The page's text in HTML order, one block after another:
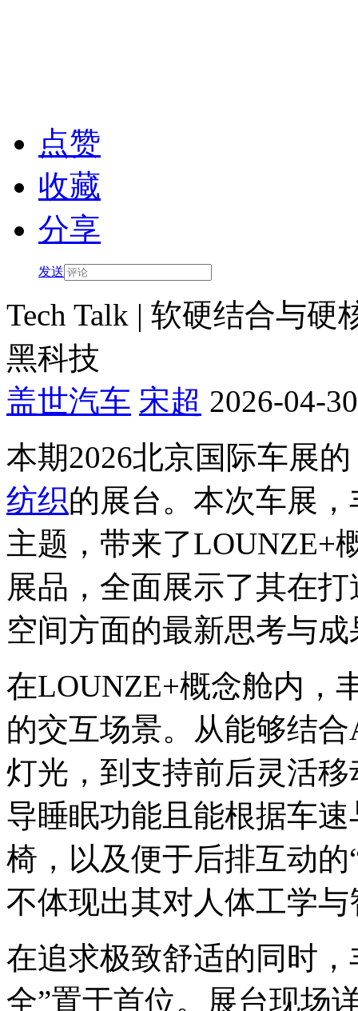
点赞
收藏
分享
发送
Tech Talk | 软硬结合与
黑科技
盖世汽车 宋超 2026-04-
本期2026北京国际车展
纺织的展台。本次车展，
主题，带来了LOUNZE+
展品，全面展示了其在
空间方面的最新思考与成
在LOUNZE+概念舱内，
的交互场景。从能够结
灯光，到支持前后灵活
导睡眠功能且能根据车
椅，以及便于后排互动的
不体现出其对人体工学
在追求极致舒适的同时
全”置于首位。展台现场